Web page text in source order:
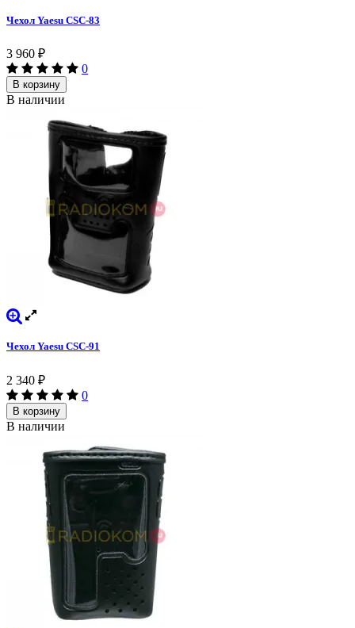
Чехол Yaesu CSC-83
3 960 ₽
0
В корзину
В наличии
Чехол Yaesu CSC-91
2 340 ₽
0
В корзину
В наличии